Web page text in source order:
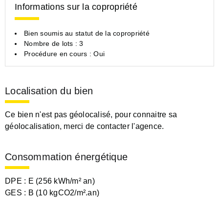
Informations sur la copropriété
Bien soumis au statut de la copropriété
Nombre de lots : 3
Procédure en cours : Oui
Localisation du bien
Ce bien n'est pas géolocalisé, pour connaitre sa
géolocalisation, merci de contacter l'agence.
Consommation énergétique
DPE : E (256 kWh/m² an)
GES : B (10 kgCO2/m².an)